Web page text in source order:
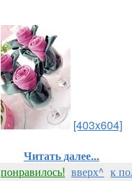
[403x604]
Читать далее...
понравилось! вверх^ к